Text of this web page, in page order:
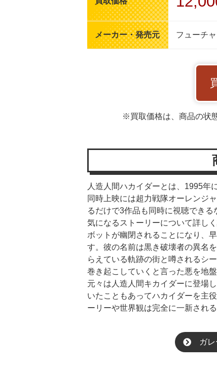
メーカー・発売元 フューチ
※買取価格は、商品の状
人造人間ハカイダーとは、1995年
同時上映には超力戦隊オーレンジ
るだけで3作品も同時に視聴できる
気になるストーリーについて詳し
ボットが幽閉されることになり、
す。彼の名前は黒き破壊者の異名
らえている軌跡の街と噂されるシ
巻き起こしていくと言った悪を地
元々は人造人間キカイダーに登場
いたこともあってハカイダーを主
ーリーや世界観は完全に一新され
ガ